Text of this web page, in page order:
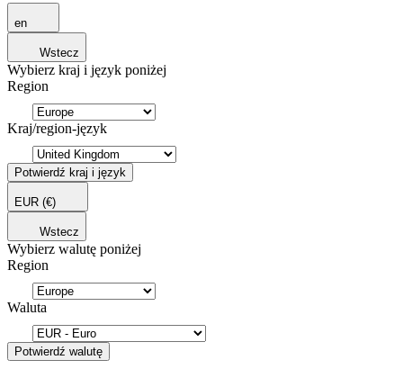
en
Wstecz
Wybierz kraj i język poniżej
Region
Kraj/region-język
Potwierdź kraj i język
EUR (€)
Wstecz
Wybierz walutę poniżej
Region
Waluta
Potwierdź walutę